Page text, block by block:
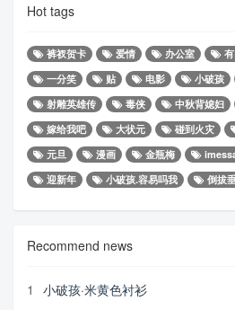
Hot tags
裤衩贺卡 爱情 办公室
一分笑
贴 电影 小破孩
射雕英雄传
毒侠 中秋背媳妇
嫁给我吧
大状元 碰到火灾
元旦
漫画 金瓶梅
迎新年
小破孩.容易吗我 倒拔
Recommend news
1
小破孩·米黄色衬衫